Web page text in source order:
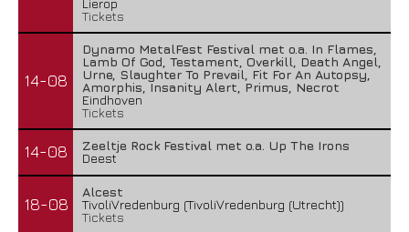
Lierop
Tickets
14-08
Dynamo MetalFest Festival met o.a. In Flames,
Lamb Of God, Testament, Overkill, Death Angel,
Urne, Slaughter To Prevail, Fit For An Autopsy,
Amorphis, Insanity Alert, Primus, Necrot
Eindhoven
Tickets
14-08
Zeeltje Rock Festival met o.a. Up The Irons
Deest
18-08
Alcest
TivoliVredenburg (TivoliVredenburg (Utrecht))
Tickets